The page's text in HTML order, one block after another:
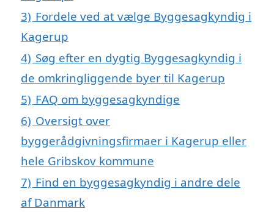
3) Fordele ved at vælge Byggesagkyndig i
Kagerup
4) Søg efter en dygtig Byggesagkyndig i
de omkringliggende byer til Kagerup
5) FAQ om byggesagkyndige
6) Oversigt over
byggerådgivningsfirmaer i Kagerup eller
hele Gribskov kommune
7) Find en byggesagkyndig i andre dele
af Danmark